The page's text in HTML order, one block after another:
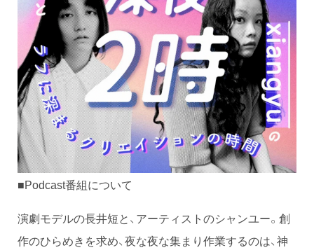
■Podcast番組について
演劇モデルの長井短と、アーティストのシャンユー。創
作のひらめきを求め、夜な夜な集まり作業するのは、神